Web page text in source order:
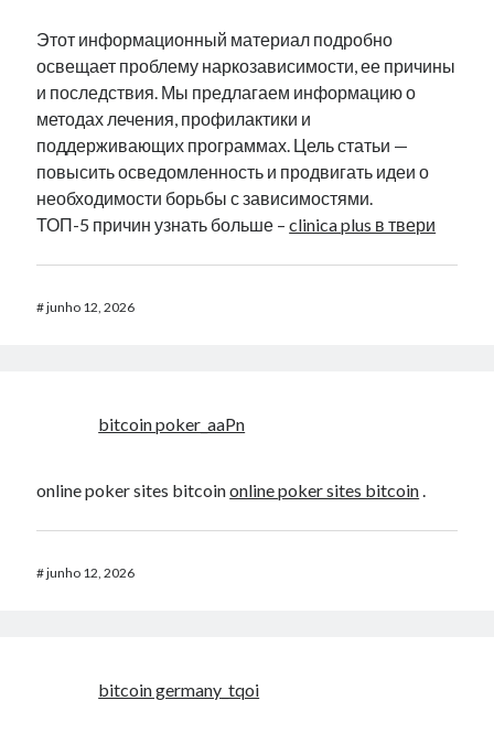
Этот информационный материал подробно
освещает проблему наркозависимости, ее причины
и последствия. Мы предлагаем информацию о
методах лечения, профилактики и
поддерживающих программах. Цель статьи —
повысить осведомленность и продвигать идеи о
необходимости борьбы с зависимостями.
ТОП-5 причин узнать больше –clinica plus в твери
#junho 12, 2026
bitcoin poker_aaPn
online poker sites bitcoinonline poker sites bitcoin.
#junho 12, 2026
bitcoin germany_tqoi